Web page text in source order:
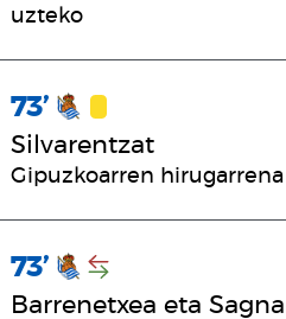
uzteko
73’
Silvarentzat
Gipuzkoarren hirugarrena
73’
Barrenetxea eta